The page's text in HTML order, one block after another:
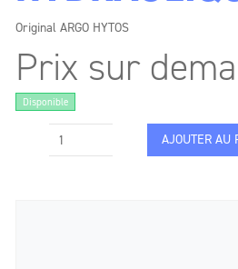
Original ARGO HYTOS
Prix sur
Disponible
AJOUTER AU